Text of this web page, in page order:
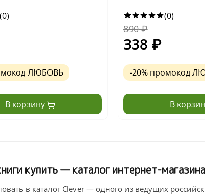
(0)
ЛЮБОВЬ
В корзину
(0)
890₽
338 ₽
-20% промокод
В
купить — каталог интернет-
в каталог Clever — одного из ведущих